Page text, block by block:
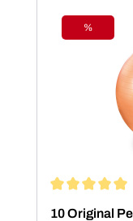
Rabatt
%
10 Original